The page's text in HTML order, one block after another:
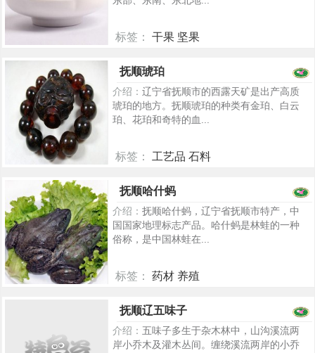
标签： 干果 坚果
抚顺琥珀
介绍： 辽宁省抚顺市的西露天矿是出产高质
琥珀的地方。抚顺琥珀的种类有金珀、白云
珀、花珀和奇特的血...
标签： 工艺品 石料
抚顺哈什蚂
介绍： 抚顺哈什蚂，辽宁省抚顺市特产，中
国国家地理标志产品。哈什蚂是林蛙的一种
俗称，是中国林蛙在...
标签： 药材 养殖
抚顺辽五味子
介绍： 五味子多生于杂木林中，山沟溪流两
岸小乔木及灌木丛间。缠绕溪流两岸的小乔